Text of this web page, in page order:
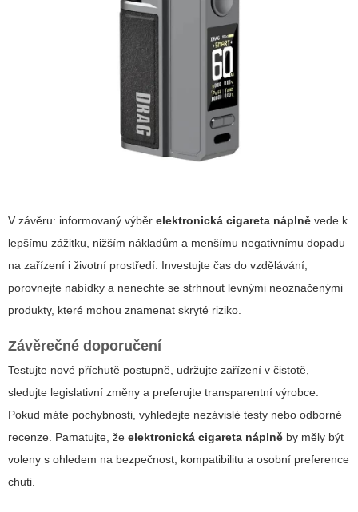
V závěru: informovaný výběr elektronická cigareta náplně vede k
lepšímu zážitku, nižším nákladům a menšímu negativnímu dopadu
na zařízení i životní prostředí. Investujte čas do vzdělávání,
porovnejte nabídky a nenechte se strhnout levnými neoznačenými
produkty, které mohou znamenat skryté riziko.
Závěrečné doporučení
Testujte nové příchutě postupně, udržujte zařízení v čistotě,
sledujte legislativní změny a preferujte transparentní výrobce.
Pokud máte pochybnosti, vyhledejte nezávislé testy nebo odborné
recenze. Pamatujte, že elektronická cigareta náplně by měly být
voleny s ohledem na bezpečnost, kompatibilitu a osobní preference
chuti.